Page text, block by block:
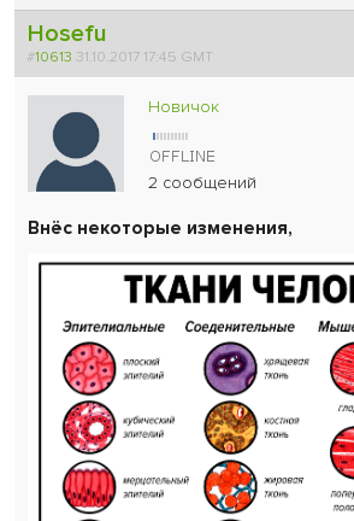
Hosefu
#10613 31.10.2017 17:45 GMT
Новичок
2 сообщений
Внёс некоторые изменения,